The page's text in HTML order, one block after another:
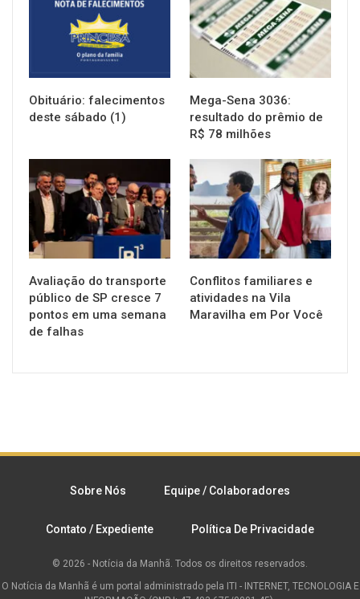
Obituário: falecimentos
deste sábado (1)
Mega-Sena 3036:
resultado do prêmio de
R$ 78 milhões
NOTÍCIAS
Avaliação do transporte
público de SP cresce 7
pontos em uma semana
de falhas
NOTÍCIAS
Conflitos familiares e
atividades na Vila
Maravilha em Por Você
Sobre Nós Equipe / Colaboradores
Contato / Expediente Política De Privacidade
© 2026 - Notícia da Manhã. Todos os direitos reservados.
O Notícia da Manhã é um portal administrado pela ITI - INTERNET, TECNOLOGIA E